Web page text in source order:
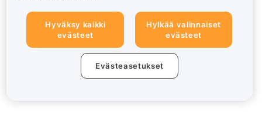
Hyväksy kaikki
evästeet
Hylkää valinnaiset
evästeet
Evästeasetukset